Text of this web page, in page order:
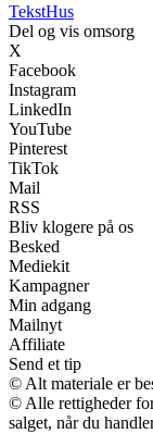
TekstHus
Del og vis omsorg
X
Facebook
Instagram
LinkedIn
YouTube
Pinterest
TikTok
Mail
RSS
Bliv klogere på os
Besked
Mediekit
Kampagner
Min adgang
Mailnyt
Affiliate
Send et tip
© Alt materiale er
© Alle rettigheder
salget, når du